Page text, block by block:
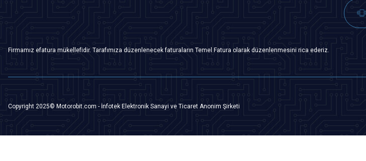
Firmamız efatura mükellefidir. Tarafımıza düzenlenecek faturaların Temel Fatura olarak düzenlenmesini rica ederiz.
Copyright 2025© Motorobit.com - İnfotek Elektronik Sanayi ve Ticaret Anonim Şirketi